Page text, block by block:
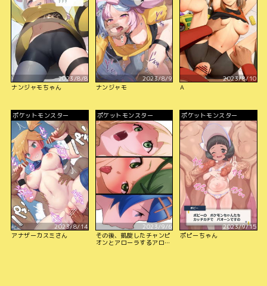
2023/8/8
ナンジャモちゃん
2023/8/9
ナンジャモ
2023/8/10
A
ポケットモンスター
2023/8/14
アナザーカスミさん
ポケットモンスター
2023/9/6
その後、凱旋したチャンピ
オンとアローラするアロー
ポケットモンスター
2023/9/15
ポピーちゃん